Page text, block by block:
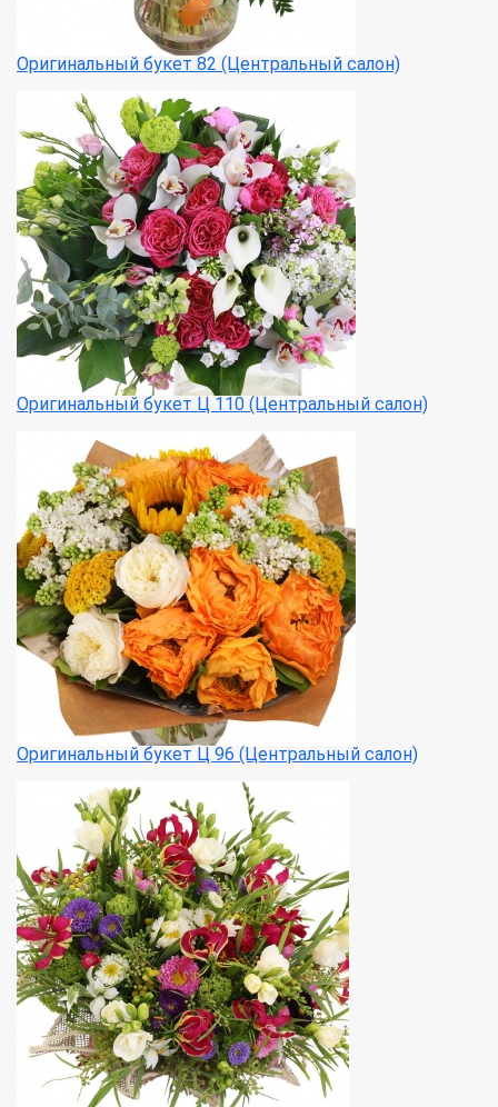
Оригинальный букет 82 (Центральный салон)
Оригинальный букет Ц 110 (Центральный салон)
Оригинальный букет Ц 96 (Центральный салон)